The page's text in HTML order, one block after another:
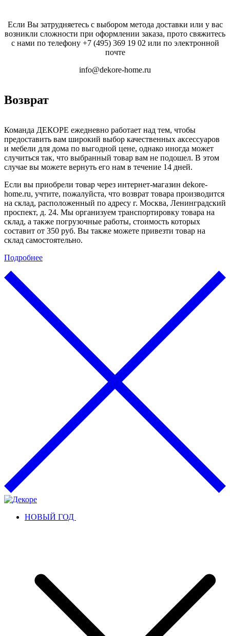
Если Вы затрудняетесь с выбором метода доставки или у вас
возникли сложности при оформлении заказа, прото свяжитесь
с нами по телефону +7 (495) 369 19 02 или по электронной
почте
info@dekore-home.ru
Возврат
Команда ДЕКОРЕ ежедневно работает над тем, чтобы
предоставить вам широкий выбор качественных аксессуаров
и мебели для дома по выгодной цене, однако иногда может
случиться так, что выбранный товар вам не подошел. В этом
случае вы можете вернуть его нам в течение 14 дней.
Если вы приобрели товар через интернет-магазин dekore-
home.ru, учтите, пожалуйста, что возврат товара производится
на склад, расположенный по адресу г. Москва, Ленинградский
проспект, д. 24. Мы организуем транспортировку товара на
склад, а также погрузочные работы, стоимость которых
составит от 350 руб. Вы также можете привезти товар на
склад самостоятельно.
Подробнее
НОВЫЙ ГОД